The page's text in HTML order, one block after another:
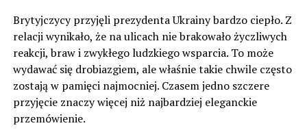
Brytyjczycy przyjęli prezydenta Ukrainy bardzo ciepło. Z
relacji wynikało, że na ulicach nie brakowało życzliwych
reakcji, braw i zwykłego ludzkiego wsparcia. To może
wydawać się drobiazgiem, ale właśnie takie chwile często
zostają w pamięci najmocniej. Czasem jedno szczere
przyjęcie znaczy więcej niż najbardziej eleganckie
przemówienie.